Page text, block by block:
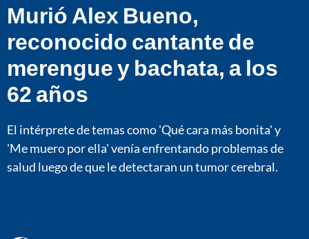
Murió Alex Bueno,
reconocido cantante de
merengue y bachata, a los
62 años
El intérprete de temas como 'Qué cara más bonita' y
'Me muero por ella' venía enfrentando problemas de
salud luego de que le detectaran un tumor cerebral.